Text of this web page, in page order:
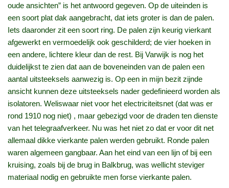
oude ansichten” is het antwoord gegeven. Op de uiteinden is
een soort plat dak aangebracht, dat iets groter is dan de palen.
Iets daaronder zit een soort ring. De palen zijn keurig vierkant
afgewerkt en vermoedelijk ook geschilderd; de vier hoeken in
een andere, lichtere kleur dan de rest. Bij Varwijk is nog het
duidelijkst te zien dat aan de boveneinden van de palen een
aantal uitsteeksels aanwezig is. Op een in mijn bezit zijnde
ansicht kunnen deze uitsteeksels nader gedefinieerd worden als
isolatoren. Weliswaar niet voor het electriciteitsnet (dat was er
rond 1910 nog niet) , maar gebezigd voor de draden ten dienste
van het telegraafverkeer. Nu was het niet zo dat er voor dit net
allemaal dikke vierkante palen werden gebruikt. Ronde palen
waren algemeen gangbaar. Aan het eind van een lijn of bij een
kruising, zoals bij de brug in Balkbrug, was wellicht steviger
materiaal nodig en gebruikte men forse vierkante palen.